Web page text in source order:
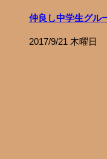
仲良し中学生グル
2017/9/21 木曜日